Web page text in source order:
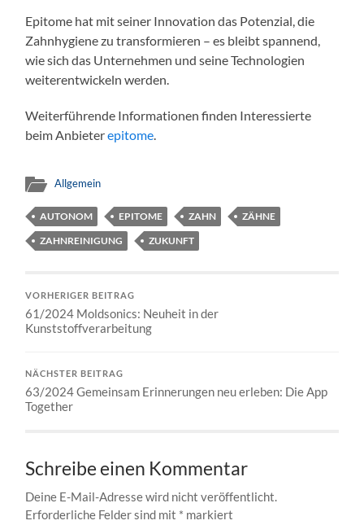
Epitome hat mit seiner Innovation das Potenzial, die
Zahnhygiene zu transformieren – es bleibt spannend,
wie sich das Unternehmen und seine Technologien
weiterentwickeln werden.
Weiterführende Informationen finden Interessierte
beim Anbieterepitome
Allgemein
AUTONOM EPITOME ZAHN
ZÄHNE
ZAHNREINIGUNG
ZUKUNFT
VORHERIGER BEITRAG
61/2024 Moldsonics: Neuheit in der
Kunststoffverarbeitung
NÄCHSTER BEITRAG
63/2024 Gemeinsam Erinnerungen neu erleben: Die App
Together
Schreibe einen Kommentar
Deine E-Mail-Adresse wird nicht veröffentlicht.
Erforderliche Felder sind mit * markiert